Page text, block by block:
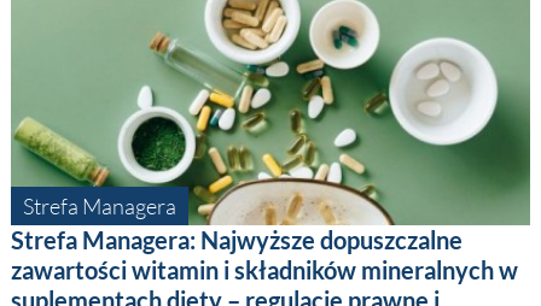
Strefa Managera
Strefa Managera: Najwyższe dopuszczalne
zawartości witamin i składników mineralnych w